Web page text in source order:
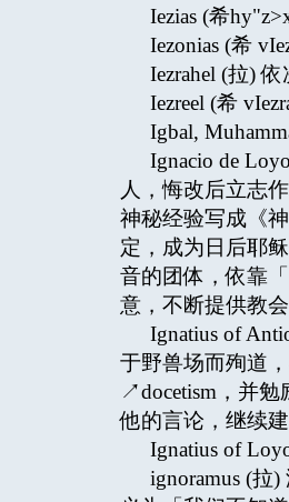
Iezias (希
Iezonias (希
Iezrahel (拉)
Iezreel (希
Igbal,
Ignacio de
人，悔改后立志
神秘经验写成《
定，成为日后耶
音的团体，依靠
意，不断提供教会
Ignatius of
于野兽场而殉道
↗docetism，并
他的言论，继续建
Ignatius of
ignoramus (拉